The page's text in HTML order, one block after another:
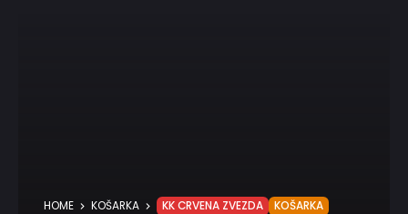
HOME KOŠARKA KK CRVENA ZVEZDA KOŠARKA